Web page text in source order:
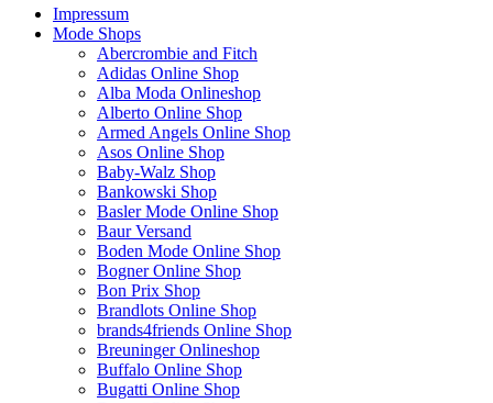
Impressum
Mode Shops
Abercrombie and Fitch
Adidas Online Shop
Alba Moda Onlineshop
Alberto Online Shop
Armed Angels Online Shop
Asos Online Shop
Baby-Walz Shop
Bankowski Shop
Basler Mode Online Shop
Baur Versand
Boden Mode Online Shop
Bogner Online Shop
Bon Prix Shop
Brandlots Online Shop
brands4friends Online Shop
Breuninger Onlineshop
Buffalo Online Shop
Bugatti Online Shop